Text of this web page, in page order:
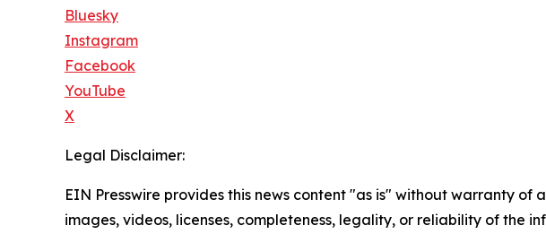
Bluesky
Instagram
Facebook
YouTube
X
Legal Disclaimer:
EIN Presswire provides this news content "as is" without warranty
images, videos, licenses, completeness, legality, or reliability of the